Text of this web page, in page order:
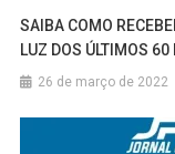
SAIBA COMO
LUZ DOS ÚLTIMOS 60
26 de março de 2022